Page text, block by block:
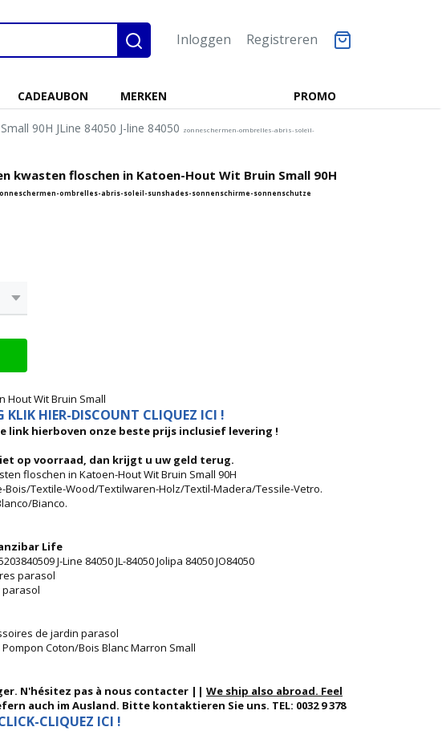
Inloggen Registreren
PROMO
CADEAUBON MERKEN
90H JLine 84050 J-line 84050 zonneschermen-ombrelles-abris-soleil-
kwasten floschen in Katoen-Hout Wit Bruin Small 90H
ombrelles-abris-soleil-sunshades-sonnenschirme-sonnenschutze
Hout Wit Bruin Small
HIER-DISCOUNT CLIQUEZ ICI !
link hierboven onze beste prijs inclusief levering !
op voorraad, dan krijgt u uw geld terug.
floschen in Katoen-Hout Wit Bruin Small 90H
Bois/Textile-Wood/Textilwaren-Holz/Textil-Madera/Tessile-Vetro.
Bianco.
Life
J-Line 84050 JL-84050 Jolipa 84050 JO84050
parasol
parasol
de jardin parasol
Pompon Coton/Bois Blanc Marron Small
N'hésitez pas à nous contacter || We ship also abroad. Feel
auch im Ausland. Bitte kontaktieren Sie uns. TEL: 0032 9 378
CLIQUEZ ICI !